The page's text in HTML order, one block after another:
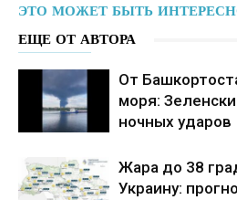
ЭТО МОЖЕТ БЫТЬ
ЕЩЕ ОТ АВТОРА
От
моря:
ночных ударов
Жара до 38
Украину: